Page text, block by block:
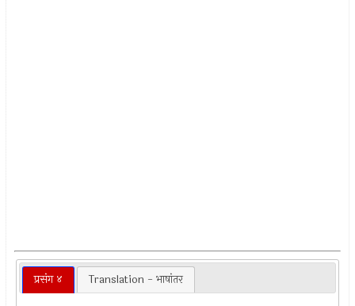
प्रसंग ४ Translation - भाषांतर